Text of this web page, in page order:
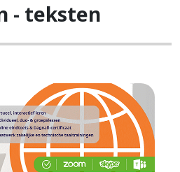
- teksten